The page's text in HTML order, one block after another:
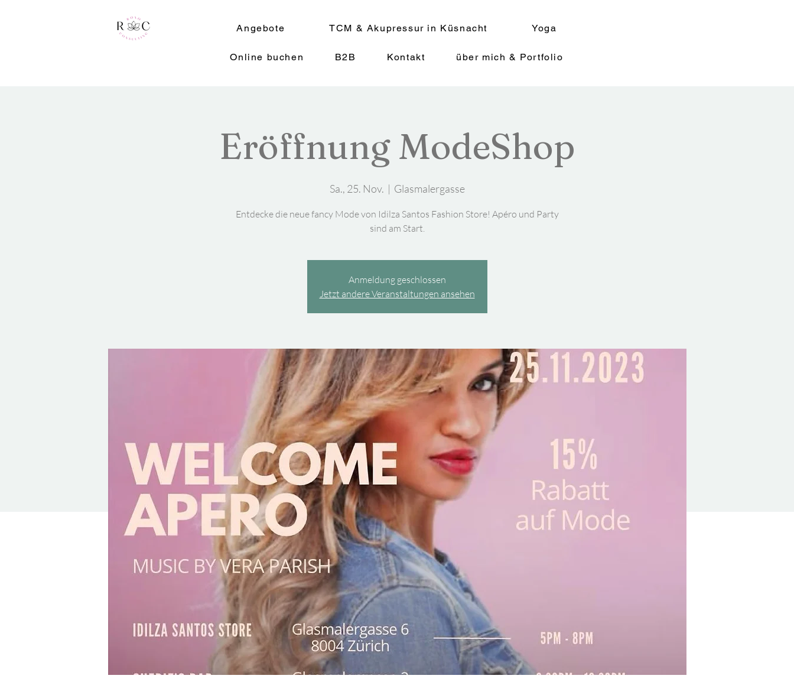
Angebote TCM & Akupressur in Küsnacht Yoga
Online buchen B2B Kontakt über mich & Portfolio
Eröffnung ModeShop
Sa., 25. Nov.
  |
Glasmalergasse
Entdecke die neue fancy Mode von Idilza Santos Fashion Store! Apéro und Party
sind am Start.
Anmeldung geschlossen
Jetzt andere Veranstaltungen ansehen